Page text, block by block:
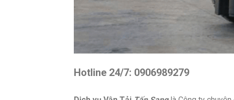
Hotline 24/7: 0906989279